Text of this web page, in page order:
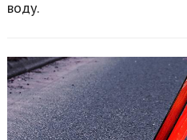
воду.